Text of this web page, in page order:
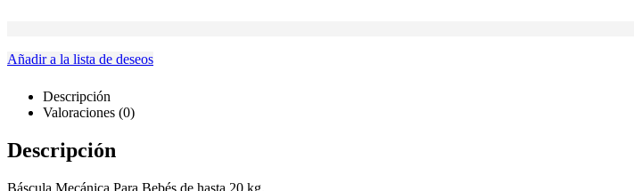
Añadir a la lista de deseos
Descripción
Valoraciones (0)
Descripción
Báscula Mecánica Para Bebés de hasta 20 kg.